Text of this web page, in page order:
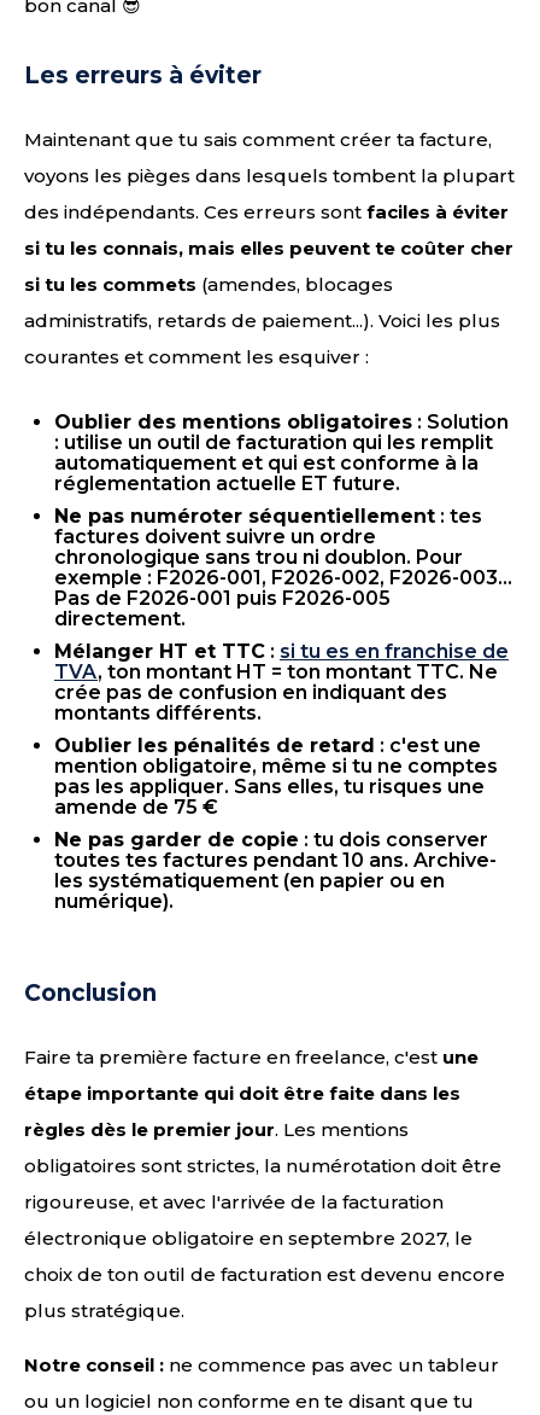
bon canal 😎
Les erreurs à éviter
Maintenant que tu sais comment créer ta facture,
voyons les pièges dans lesquels tombent la plupart
des indépendants. Ces erreurs sont faciles à éviter
si tu les connais, mais elles peuvent te coûter cher
si tu les commets (amendes, blocages
administratifs, retards de paiement...). Voici les plus
courantes et comment les esquiver :
Oublier des mentions obligatoires : Solution
: utilise un outil de facturation qui les remplit
automatiquement et qui est conforme à la
réglementation actuelle ET future.
Ne pas numéroter séquentiellement : tes
factures doivent suivre un ordre
chronologique sans trou ni doublon. Pour
exemple : F2026-001, F2026-002, F2026-003...
Pas de F2026-001 puis F2026-005
directement.
Mélanger HT et TTC : si tu es en franchise de
TVA, ton montant HT = ton montant TTC. Ne
crée pas de confusion en indiquant des
montants différents.
Oublier les pénalités de retard : c'est une
mention obligatoire, même si tu ne comptes
pas les appliquer. Sans elles, tu risques une
amende de 75 €
Ne pas garder de copie : tu dois conserver
toutes tes factures pendant 10 ans. Archive-
les systématiquement (en papier ou en
numérique).
Conclusion
Faire ta première facture en freelance, c'est une
étape importante qui doit être faite dans les
règles dès le premier jour. Les mentions
obligatoires sont strictes, la numérotation doit être
rigoureuse, et avec l'arrivée de la facturation
électronique obligatoire en septembre 2027, le
choix de ton outil de facturation est devenu encore
plus stratégique.
Notre conseil : ne commence pas avec un tableur
ou un logiciel non conforme en te disant que tu